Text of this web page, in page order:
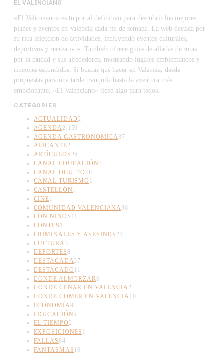
EL VALENCIANO
«El Valenciano» es tu portal definitivo para descubrir los mejores
planes y eventos en Valencia cada fin de semana. La web destaca por
su rica selección de actividades, incluyendo eventos culturales,
deportivos y recreativos. También ofrece guías detalladas de rutas
por la ciudad y sus alrededores, mostrando lugares emblemáticos y
rincones escondidos. Si buscas qué hacer en Valencia, desde
propuestas para una tarde tranquila hasta la aventura más
emocionante, «El Valenciano» tiene algo para todos.
CATEGORIES
ACTUALIDAD 2
AGENDA 2.159
AGENDA GASTRONÓMICA 37
ALICANTE2
ARTÍCULOS 26
CANAL EDUCACIÓN 3
CANAL OCULTO 78
CANAL TURISMO 1
CASTELLÓN 1
CINE1
COMUNIDAD VALENCIANA 36
CON NIÑOS 11
CONTES 1
CRIMINALES Y ASESINOS 24
CULTURA 3
DEPORTES8
DESTACADA 27
DESTACADO 11
DONDE ALMORZAR6
DONDE CENAR EN VALENCIA 2
DONDE COMER EN VALENCIA 10
ECONOMÍA9
EDUCACIÓN 5
EL TIEMPO 2
EXPOSICIONES 1
FALLAS84
FANTASMAS 10